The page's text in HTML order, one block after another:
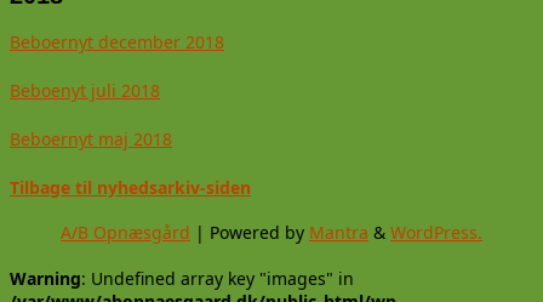
Beboernyt december 2018
Beboenyt juli 2018
Beboernyt maj 2018
Tilbage til nyhedsarkiv-siden
A/B Opnæsgård | Powered by Mantra & WordPress.
Warning: Undefined array key "images" in